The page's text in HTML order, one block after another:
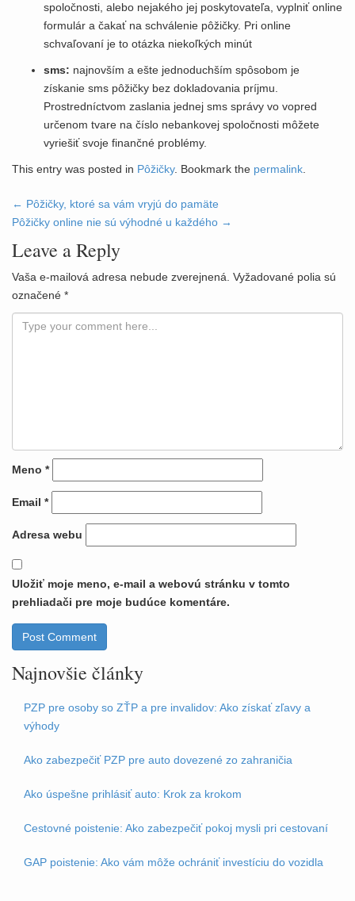
spoločnosti, alebo nejakého jej poskytovateľa, vyplniť online
formulár a čakať na schválenie pôžičky. Pri online
schvaľovaní je to otázka niekoľkých minút
sms: najnovším a ešte jednoduchším spôsobom je
získanie sms pôžičky bez dokladovania príjmu.
Prostredníctvom zaslania jednej sms správy vo vopred
určenom tvare na číslo nebankovej spoločnosti môžete
vyriešiť svoje finančné problémy.
This entry was posted in Pôžičky. Bookmark the permalink
Post navigation
← Pôžičky, ktoré sa vám vryjú do pamäte
Pôžičky online nie sú výhodné u každého →
Leave a Reply
Vaša e-mailová adresa nebude zverejnená. Vyžadované polia sú
označené *
Meno *
Email *
Adresa webu
Uložiť moje meno, e-mail a webovú stránku v tomto
prehliadači pre moje budúce komentáre.
Najnovšie články
PZP pre osoby so ZŤP a pre invalidov: Ako získať zľavy a
výhody
Ako zabezpečiť PZP pre auto dovezené zo zahraničia
Ako úspešne prihlásiť auto: Krok za krokom
Cestovné poistenie: Ako zabezpečiť pokoj mysli pri cestovaní
GAP poistenie: Ako vám môže ochrániť investíciu do vozidla